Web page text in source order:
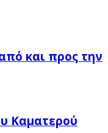
και προς την
Καματερού